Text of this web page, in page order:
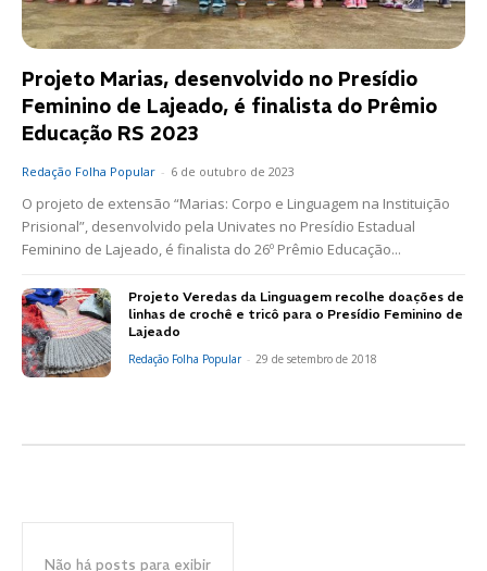
Projeto Marias, desenvolvido no Presídio
Feminino de Lajeado, é finalista do Prêmio
Educação RS 2023
Redação Folha Popular - 6 de outubro de 2023
O projeto de extensão “Marias: Corpo e Linguagem na Instituição
Prisional”, desenvolvido pela Univates no Presídio Estadual
Feminino de Lajeado, é finalista do 26º Prêmio Educação...
Projeto Veredas da Linguagem recolhe doações de
linhas de crochê e tricô para o Presídio Feminino de
Lajeado
Redação Folha Popular - 29 de setembro de 2018
Não há posts para exibir